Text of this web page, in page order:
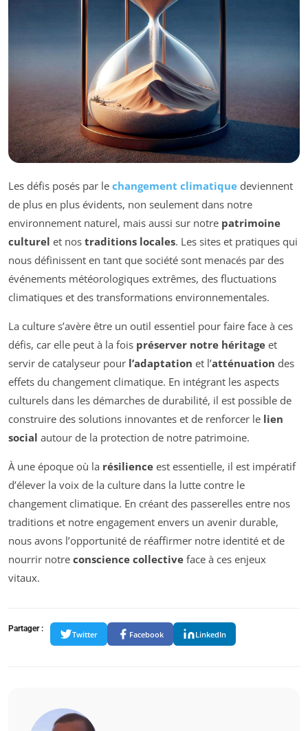
Les défis posés par le changement climatique deviennent
de plus en plus évidents, non seulement dans notre
environnement naturel, mais aussi sur notre patrimoine
culturel et nos traditions locales. Les sites et pratiques qui
nous définissent en tant que société sont menacés par des
événements météorologiques extrêmes, des fluctuations
climatiques et des transformations environnementales.
La culture s’avère être un outil essentiel pour faire face à ces
défis, car elle peut à la fois préserver notre héritage et
servir de catalyseur pour l’adaptation et l’atténuation des
effets du changement climatique. En intégrant les aspects
culturels dans les démarches de durabilité, il est possible de
construire des solutions innovantes et de renforcer le lien
social autour de la protection de notre patrimoine.
À une époque où la résilience est essentielle, il est impératif
d’élever la voix de la culture dans la lutte contre le
changement climatique. En créant des passerelles entre nos
traditions et notre engagement envers un avenir durable,
nous avons l’opportunité de réaffirmer notre identité et de
nourrir notre conscience collective face à ces enjeux
vitaux.
Partager :
Twitter Facebook LinkedIn